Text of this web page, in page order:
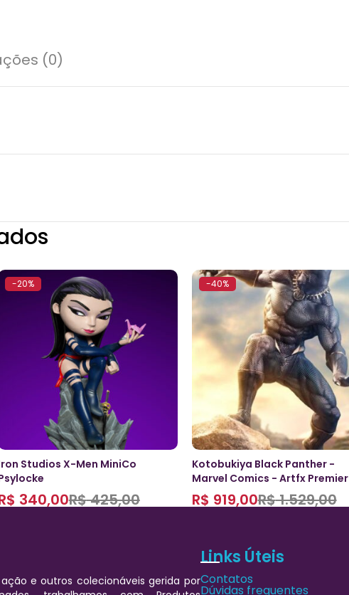
(0)
-20%
Studios X-Men MiniCo
R$425,00
340,00
-40%
Kotobukiya Black Panther -
Marvel Comics - Artfx Premier
R$1.529,00
R$ 919,00
e outros colecionáveis gerida por
Links Úteis
Contatos
Dúvidas frequentes